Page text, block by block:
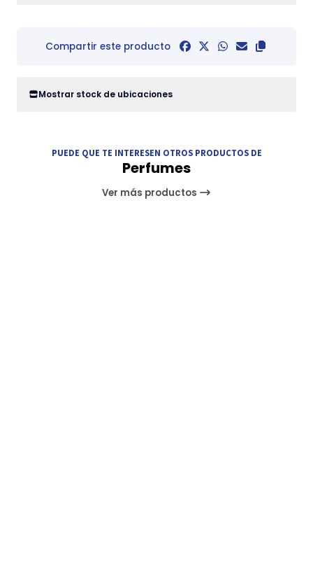
Compartir este producto
Mostrar stock de ubicaciones
PUEDE QUE TE INTERESEN OTROS PRODUCTOS DE
Perfumes
Ver más productos